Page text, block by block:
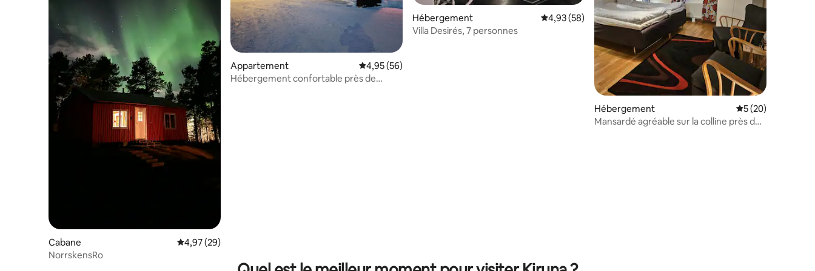
Cabane Évaluation moyenne sur la base de 29 commentaires : 4,97 sur 5
4,97 (29)
NorrskensRo
Appartement Évaluation moyenne sur la base de 56 commentaires : 4,95 sur 5
4,95 (56)
Hébergement confortable près de
Hébergement Évaluation moyenne sur la base de 58 commentaires : 4,93 sur 5
4,93 (58)
Villa Desirés, 7 personnes
Hébergement Évaluation
5 (20)
Mansardé agréable sur la colline près du